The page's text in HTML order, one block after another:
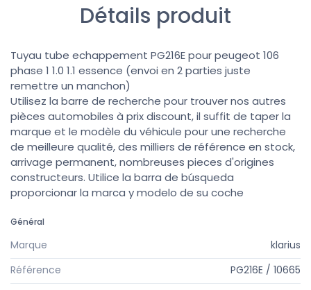
Détails produit
Tuyau tube echappement PG216E pour peugeot 106
phase 1 1.0 1.1 essence (envoi en 2 parties juste
remettre un manchon)
Utilisez la barre de recherche pour trouver nos autres
pièces automobiles à prix discount, il suffit de taper la
marque et le modèle du véhicule pour une recherche
de meilleure qualité, des milliers de référence en stock,
arrivage permanent, nombreuses pieces d'origines
constructeurs. Utilice la barra de búsqueda
proporcionar la marca y modelo de su coche
Général
Marque
klarius
Référence
PG216E / 10665